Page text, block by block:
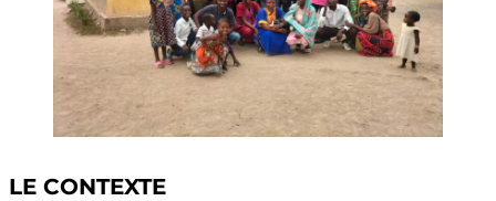
LE CONTEXTE